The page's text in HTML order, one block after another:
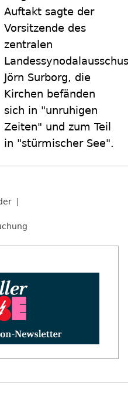
Auftakt sagte der
Vorsitzende des
zentralen
Jörn Surborg, die
Kirchen befänden
sich in "unruhigen
Zeiten" und zum Teil
in "stürmischer See".